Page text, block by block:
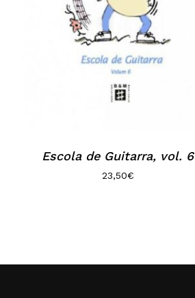
Escola de Guitarra, vol. 6
23,50€